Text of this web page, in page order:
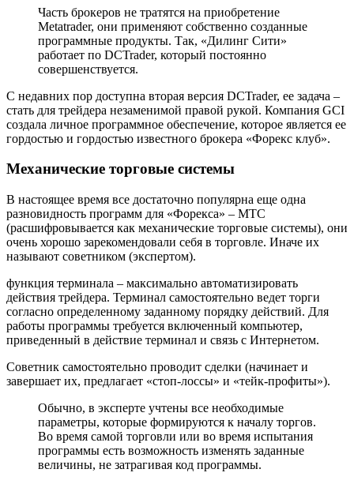
Часть брокеров не тратятся на приобретение
Metatrader, они применяют собственно созданные
программные продукты. Так, «Дилинг Сити»
работает по DCTrader, который постоянно
совершенствуется.
С недавних пор доступна вторая версия DCTrader, ее задача –
стать для трейдера незаменимой правой рукой. Компания GCI
создала личное программное обеспечение, которое является ее
гордостью и гордостью известного брокера «Форекс клуб».
Механические торговые системы
В настоящее время все достаточно популярна еще одна
разновидность программ для «Форекса» – МТС
(расшифровывается как механические торговые системы), они
очень хорошо зарекомендовали себя в торговле. Иначе их
называют советником (экспертом).
функция терминала – максимально автоматизировать
действия трейдера. Терминал самостоятельно ведет торги
согласно определенному заданному порядку действий. Для
работы программы требуется включенный компьютер,
приведенный в действие терминал и связь с Интернетом.
Советник самостоятельно проводит сделки (начинает и
завершает их, предлагает «стоп-лоссы» и «тейк-профиты»).
Обычно, в эксперте учтены все необходимые
параметры, которые формируются к началу торгов.
Во время самой торговли или во время испытания
программы есть возможность изменять заданные
величины, не затрагивая код программы.